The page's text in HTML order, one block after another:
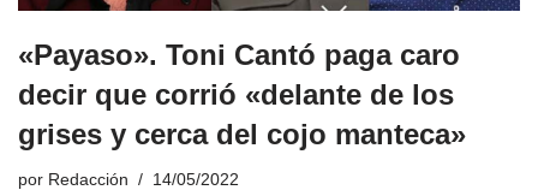
«Payaso». Toni Cantó paga caro
decir que corrió «delante de los
grises y cerca del cojo manteca»
por Redacción 14/05/2022